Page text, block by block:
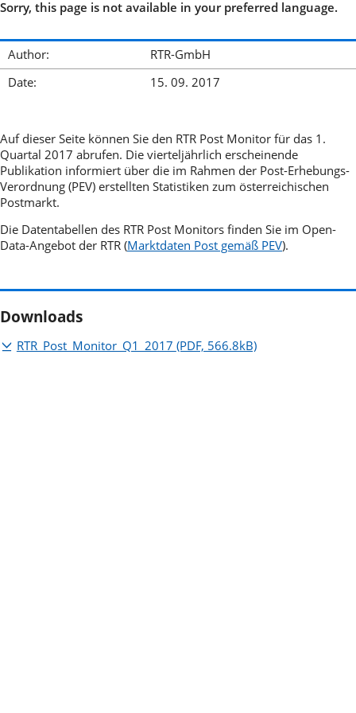
Sorry, this page is not available in your preferred language.
Author:
RTR-GmbH
Date:
15. 09. 2017
Auf dieser Seite können Sie den RTR Post Monitor für das 1.
Quartal 2017 abrufen. Die vierteljährlich erscheinende
Publikation informiert über die im Rahmen der Post-Erhebungs-
Verordnung (PEV) erstellten Statistiken zum österreichischen
Postmarkt.
Die Datentabellen des RTR Post Monitors finden Sie im Open-
Data-Angebot der RTR (Marktdaten Post gemäß PEV).
Downloads
RTR_Post_Monitor_Q1_2017 (PDF, 566.8kB)